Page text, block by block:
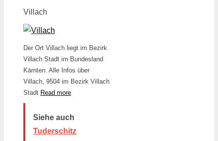
Villach
Der Ort Villach liegt im Bezirk
Villach Stadt im Bundesland
Kärnten. Alle Infos über
Villach, 9504 im Bezirk Villach
Stadt Read more
Siehe auch
Tuderschitz